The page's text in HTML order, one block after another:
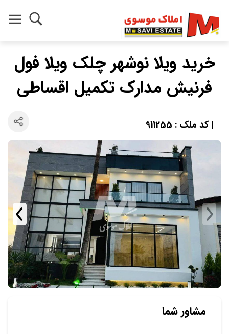
خرید ویلا نوشهر چلک ویلا فول
فرنیش مدارک تکمیل اقساطی
| کد ملک : 911255
مشاور شما